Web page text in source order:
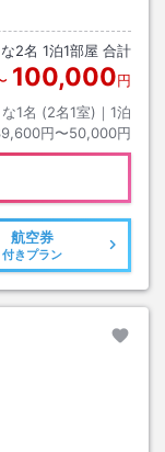
2名 1泊1部屋 合計
100,000円
1名 (2名1室)｜ 1泊
円〜50,000円
航空券
付きプラン